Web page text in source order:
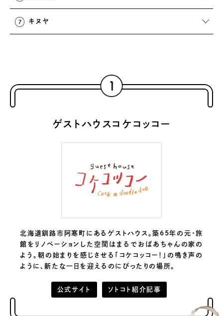
キヌヤ
ゲストハウスコケコッコー
北海道釧路市阿寒町にあるゲストハウス。築65年の元・旅
館をリノベーションした空間はまるでおばあちゃんの家の
よう。朝の始まりを感じさせる「コケコッコー！」の鳴き声の
ように、新たな一日を迎えるのにぴったりの場所。
公式サイト ソトコト紹介記事